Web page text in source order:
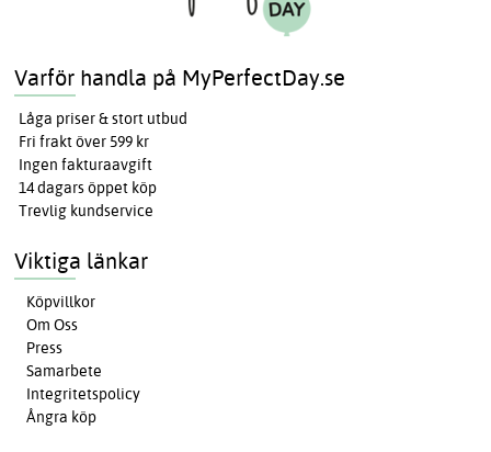
Varför handla på MyPerfectDay.se
Låga priser & stort utbud
Fri frakt över 599 kr
Ingen fakturaavgift
14 dagars öppet köp
Trevlig kundservice
Viktiga länkar
Köpvillkor
Om Oss
Press
Samarbete
Integritetspolicy
Ångra köp